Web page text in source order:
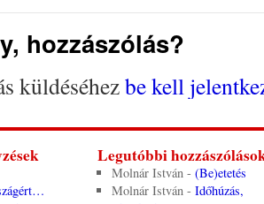
hozzászólás?
küldéséhezbe kell
Legutóbbi
Molnár István- (Be)etetés
Molnár István- Időhúzás,